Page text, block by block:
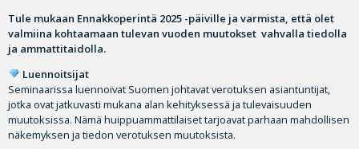
Tule mukaan Ennakkoperintä 2025 -päiville ja varmista, että olet
valmiina kohtaamaan tulevan vuoden muutokset vahvalla tiedolla
ja ammattitaidolla.
Luennoitsijat
Seminaarissa luennoivat Suomen johtavat verotuksen asiantuntijat,
jotka ovat jatkuvasti mukana alan kehityksessä ja tulevaisuuden
muutoksissa. Nämä huippuammattilaiset tarjoavat parhaan mahdollisen
näkemyksen ja tiedon verotuksen muutoksista.